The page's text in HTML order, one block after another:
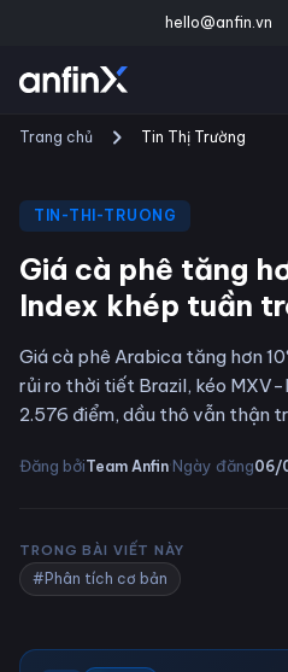
hello@anfin.vn
Trang chủ Tin Thị Trường
TIN-THI-TRUONG
Giá cà phê tăng
Index khép tuần
Giá cà phê Arabica tăng hơn
rủi ro thời tiết Brazil, kéo MXV-
2.576 điểm, dầu thô vẫn thận
Đăng bởiTeam Anfin·Ngày đăng06/
TRONG BÀI VIẾT NÀY
#Phân tích cơ bản